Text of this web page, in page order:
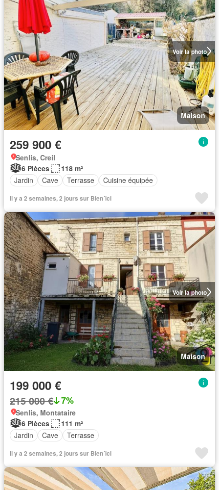
Voir la photo
Maison
259 900 €
Senlis, Creil
6 Pièces
118 m²
Jardin
Cave Terrasse Cuisine équipée
Il y a 2 semaines, 2 jours sur Bien´ici
Voir la photo
Maison
199 000 €
215 000 € 7%
Senlis, Montataire
6 Pièces
111 m²
Jardin
Cave Terrasse
Il y a 2 semaines, 2 jours sur Bien´ici